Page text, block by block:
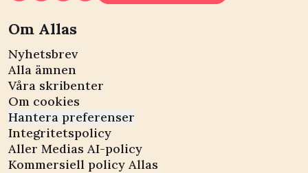
Om Allas
Nyhetsbrev
Alla ämnen
Våra skribenter
Om cookies
Hantera preferenser
Integritetspolicy
Aller Medias AI-policy
Kommersiell policy Allas